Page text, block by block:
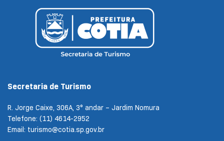
Secretaria de Turismo
R. Jorge Caixe, 306A, 3° andar – Jardim Nomura
Telefone: (11) 4614-2952
Email: turismo@cotia.sp.gov.br